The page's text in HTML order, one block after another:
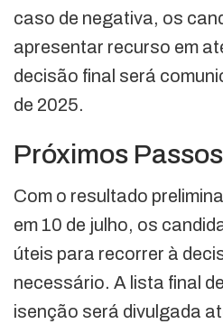
caso de negativa, os
apresentar recurso em
decisão final será
de 2025.
Próximos Passos
Com o resultado
em 10 de julho, os
úteis para recorrer à
necessário. A lista final
isenção será divulgada